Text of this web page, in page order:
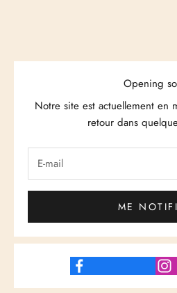
Opening
Notre site est actuellement en
retour dans
ME